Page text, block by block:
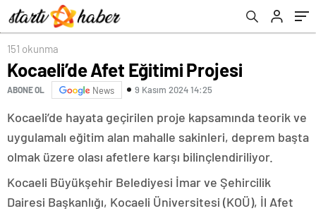
151 okunma
Kocaeli’de Afet Eğitimi Projesi
ABONE OL News 9 Kasım 2024 14:25
Kocaeli’de hayata geçirilen proje kapsamında teorik ve
uygulamalı eğitim alan mahalle sakinleri, deprem başta
olmak üzere olası afetlere karşı bilinçlendiriliyor.
Kocaeli Büyükşehir Belediyesi İmar ve Şehircilik
Dairesi Başkanlığı, Kocaeli Üniversitesi (KOÜ), İl Afet